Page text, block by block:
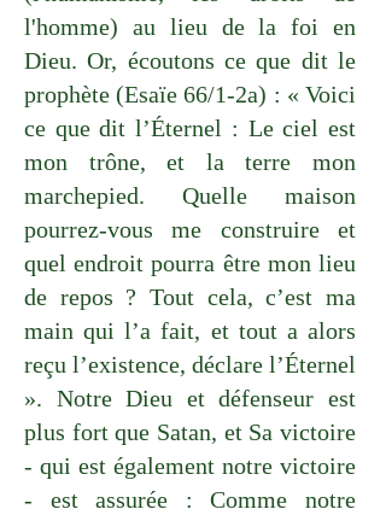
l'homme) au lieu de la foi en
Dieu. Or, écoutons ce que dit le
prophète (Esaïe 66/1-2a) : « Voici
ce que dit l’Éternel : Le ciel est
mon trône, et la terre mon
marchepied. Quelle maison
pourrez-vous me construire et
quel endroit pourra être mon lieu
de repos ? Tout cela, c’est ma
main qui l’a fait, et tout a alors
reçu l’existence, déclare l’Éternel
». Notre Dieu et défenseur est
plus fort que Satan, et Sa victoire
- qui est également notre victoire
- est assurée : Comme notre